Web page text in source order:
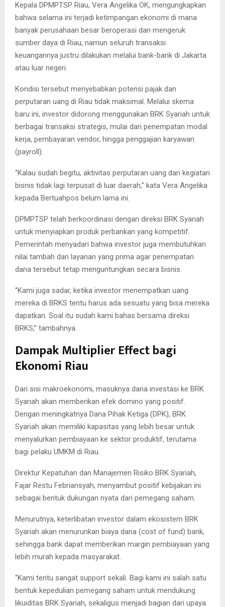
Kepala DPMPTSP Riau, Vera Angelika OK, mengungkapkan
bahwa selama ini terjadi ketimpangan ekonomi di mana
banyak perusahaan besar beroperasi dan mengeruk
sumber daya di Riau, namun seluruh transaksi
keuangannya justru dilakukan melalui bank-bank di Jakarta
atau luar negeri.
Kondisi tersebut menyebabkan potensi pajak dan
perputaran uang di Riau tidak maksimal. Melalui skema
baru ini, investor didorong menggunakan BRK Syariah untuk
berbagai transaksi strategis, mulai dari penempatan modal
kerja, pembayaran vendor, hingga penggajian karyawan
(payroll).
“Kalau sudah begitu, aktivitas perputaran uang dari kegiatan
bisnis tidak lagi terpusat di luar daerah,” kata Vera Angelika
kepada Bertuahpos belum lama ini.
DPMPTSP telah berkoordinasi dengan direksi BRK Syariah
untuk menyiapkan produk perbankan yang kompetitif.
Pemerintah menyadari bahwa investor juga membutuhkan
nilai tambah dan layanan yang prima agar penempatan
dana tersebut tetap menguntungkan secara bisnis.
“Kami juga sadar, ketika investor menempatkan uang
mereka di BRKS tentu harus ada sesuatu yang bisa mereka
dapatkan. Soal itu sudah kami bahas bersama direksi
BRKS,” tambahnya.
Dampak Multiplier Effect bagi
Ekonomi Riau
Dari sisi makroekonomi, masuknya dana investasi ke BRK
Syariah akan memberikan efek domino yang positif.
Dengan meningkatnya Dana Pihak Ketiga (DPK), BRK
Syariah akan memiliki kapasitas yang lebih besar untuk
menyalurkan pembiayaan ke sektor produktif, terutama
bagi pelaku UMKM di Riau.
Direktur Kepatuhan dan Manajemen Risiko BRK Syariah,
Fajar Restu Febriansyah, menyambut positif kebijakan ini
sebagai bentuk dukungan nyata dari pemegang saham.
Menurutnya, keterlibatan investor dalam ekosistem BRK
Syariah akan menurunkan biaya dana (cost of fund) bank,
sehingga bank dapat memberikan margin pembiayaan yang
lebih murah kepada masyarakat.
“Kami tentu sangat support sekali. Bagi kami ini salah satu
bentuk kepedulian pemegang saham untuk mendukung
likuiditas BRK Syariah, sekaligus menjadi bagian dari upaya